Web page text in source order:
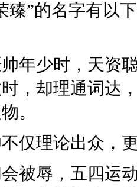
臻”的名字有以
年少时，天资
，却理通词达
。
仅理论出众，
被辱，五四运